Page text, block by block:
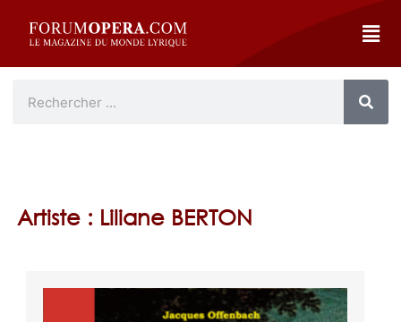
Artiste : Liliane BERTON